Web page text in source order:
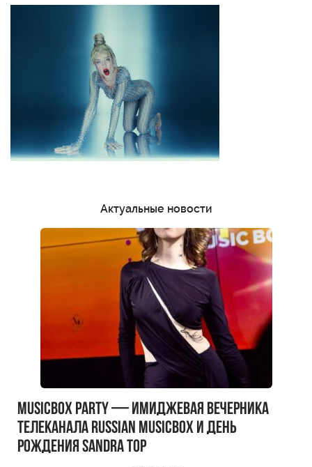
Актуальные новости
MUSICBOX PARTY — имиджевая вечерника
телеканала RUSSIAN MUSICBOX и день
рождения Sandra Top